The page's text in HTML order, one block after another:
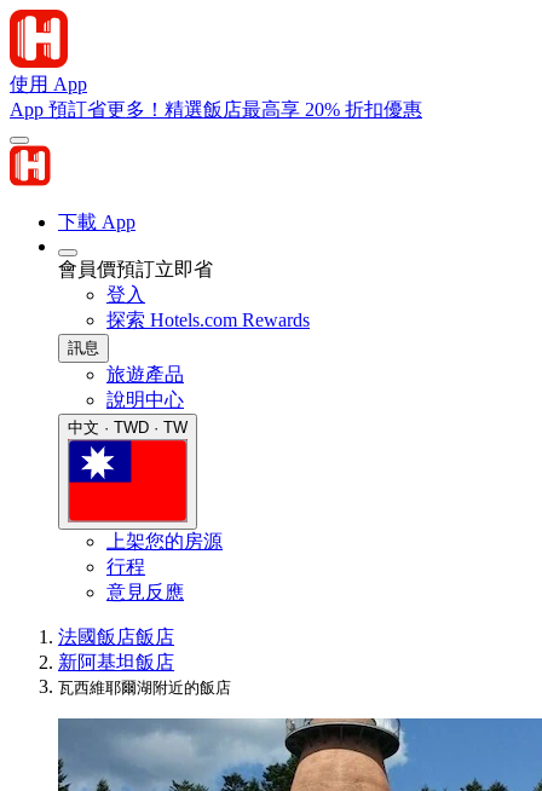
使用 App
App 預訂省更多！精選飯店最高享 20% 折扣優惠
下載 App
會員價預訂立即省
登入
探索 Hotels.com Rewards
訊息
旅遊產品
說明中心
中文 · TWD · TW
上架您的房源
行程
意見反應
法國飯店飯店
新阿基坦飯店
瓦西維耶爾湖附近的飯店